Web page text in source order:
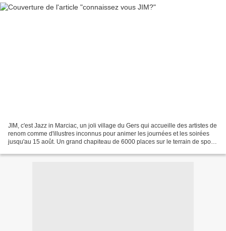
JIM, c'est Jazz in Marciac, un joli village du Gers qui accueille des artistes de
renom comme d'illustres inconnus pour animer les journées et les soirées
jusqu'au 15 août. Un grand chapiteau de 6000 places sur le terrain de sport